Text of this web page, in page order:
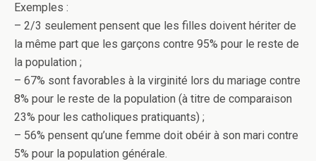
Exemples :
– 2/3 seulement pensent que les filles doivent hériter de
la même part que les garçons contre 95% pour le reste de
la population ;
– 67% sont favorables à la virginité lors du mariage contre
8% pour le reste de la population (à titre de comparaison
23% pour les catholiques pratiquants) ;
– 56% pensent qu’une femme doit obéir à son mari contre
5% pour la population générale.